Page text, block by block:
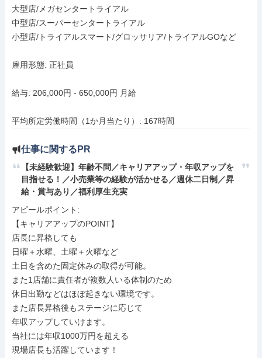
大型店/メガセンタートライアル
中型店/スーパーセンタートライアル
小型店/トライアルスマート/グロッサリア/トライアルGOなど
雇用形態: 正社員
給与: 206,000円 - 650,000円 月給
平均所定労働時間（1か月当たり）: 167時間
仕事に関するPR
【未経験歓迎】年齢不問／キャリアアップ・年収アップを
目指せる！／小売業等の経験が活かせる／週休二日制／昇
給・賞与あり／福利厚生充実
アピールポイント:
【キャリアアップのPOINT】
店長に昇格しても
日曜＋水曜、土曜＋火曜など
土日を含めた固定休みの取得が可能。
また1店舗に責任者が複数人いる体制のため
休日出勤などはほぼ起きない環境です。
また店長昇格後もステージに応じて
年収アップしていけます。
当社には年収1000万円を超える
現場店長も活躍しています！